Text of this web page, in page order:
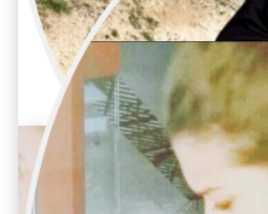
Televisión /
Peluquera